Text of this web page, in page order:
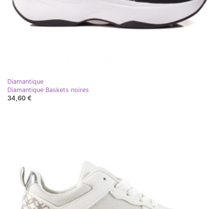
Diamantique
Diamantique Baskets noires
34,60 €